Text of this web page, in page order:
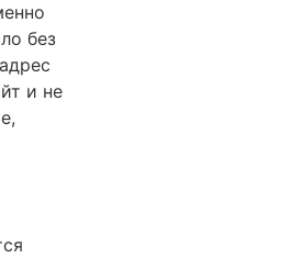
без
и не